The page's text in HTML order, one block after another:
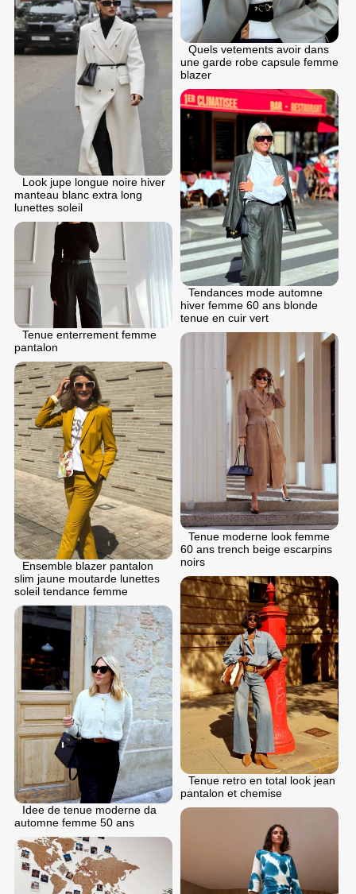
Quels vetements avoir dans
une garde robe capsule femme
blazer
Look jupe longue noire hiver
manteau blanc extra long
lunettes soleil
Tendances mode automne
hiver femme 60 ans blonde
tenue en cuir vert
Tenue enterrement femme
pantalon
Tenue moderne look femme
60 ans trench beige escarpins
noirs
Ensemble blazer pantalon
slim jaune moutarde lunettes
soleil tendance femme
Tenue retro en total look jean
pantalon et chemise
Idee de tenue moderne da
automne femme 50 ans